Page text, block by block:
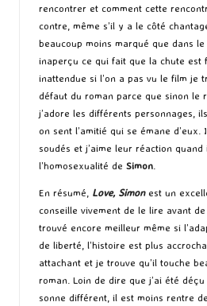
rencontrer et comment cette
contre, même s’il y a le côté
beaucoup moins marqué que dans
inaperçu ce qui fait que la chute est
inattendue si l’on a pas vu le film je
défaut du roman parce que sinon le
j’adore les différents personnages,
on sent l’amitié qui se émane d’eux.
soudés et j’aime leur réaction
l’homosexualité de Simon
En résumé, Love, Simonest un
conseille vivement de le lire avant
trouvé encore meilleur même si
de liberté, l’histoire est plus
attachant et je trouve qu’il touche
roman. Loin de dire que j’ai été
sonne différent, il est moins rentre